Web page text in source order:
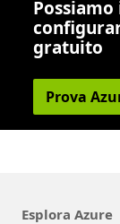
gratuito
Prova
Esplora Azure